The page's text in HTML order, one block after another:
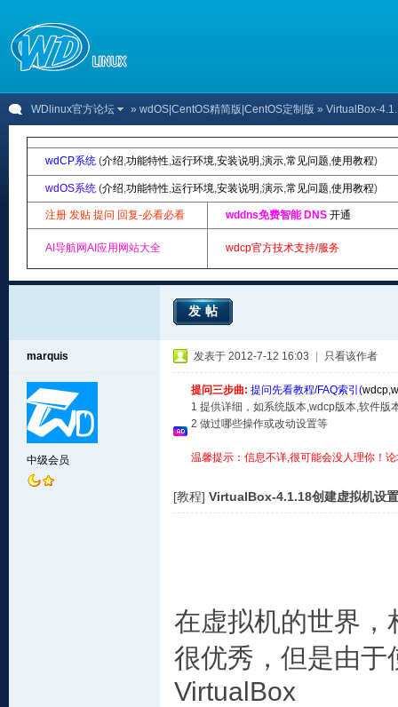
WDlinux官方论坛 » wdOS|CentOS精简版|CentOS定制版 » VirtualBox-
wdCP系统 (介绍,功能特性,运行环境,安装说明 ,演示,常见问题,使用教程)
wdOS系统 (介绍,功能特性,运行环境,安装说明 ,演示,常见问题,使用教程)
注册 发贴 提问 回复-必看必看 wddns免费智能 DNS 开通
AI导航网AI应用网站大全 wdcp官方技术支持/服务
发帖
marquis
中级会员
发表于 2012-7-12 16:03 只看该作者
提问三步曲: 提问先看教程/FAQ索引(wdcp,
1 提供详细，如系统版本,wdcp版本,软件版
2 做过哪些操作或改动设置等
温馨提示：信息不详,很可能会没人理你！
[教程] VirtualBox-4.1.18创建虚拟机设置
在虚拟机的世界，
很优秀，但是由于
VirtualBox